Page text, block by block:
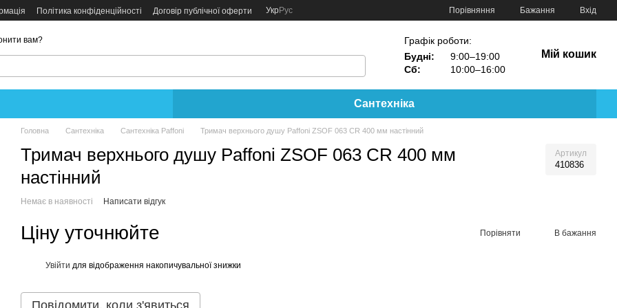
Політика конфіденційності Договір публічної оферти УкрРус Порівняння Бажання Вхід
вам?
Графік роботи:
Будні:
9:00–19:00
Сб:
10:00–16:00
Мій кошик
Сантехніка
Головна Сантехніка Сантехніка Paffoni Тримач верхнього душу Paffoni ZSOF 063 CR 400 мм настінний
Тримач верхнього душу Paffoni ZSOF 063 CR 400 мм
настінний
Артикул
410836
Немає в наявності Написати відгук
Ціну уточнюйте Порівняти В бажання
Увійти для відображення накопичувальної знижки
Повідомити, коли з'явиться